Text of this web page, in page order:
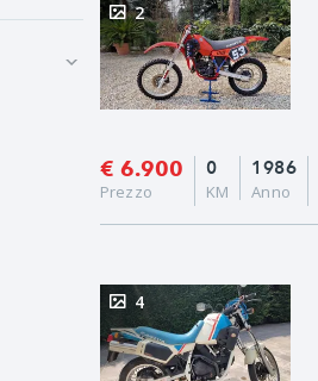
2
€ 6.900
Prezzo
1986
Anno
0
KM
4